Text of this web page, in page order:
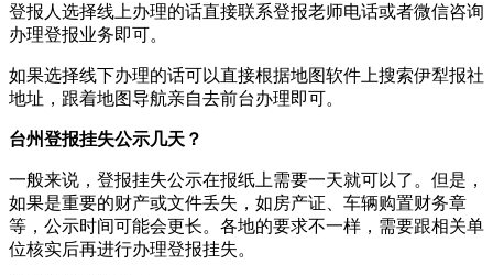
登报人选择线上办理的话直接联系登报老师电话或者微信咨询
办理登报业务即可。
如果选择线下办理的话可以直接根据地图软件上搜索伊犁报社
地址，跟着地图导航亲自去前台办理即可。
台州登报挂失公示几天？
一般来说，登报挂失公示在报纸上需要一天就可以了。但是，
如果是重要的财产或文件丢失，如房产证、车辆购置财务章
等，公示时间可能会更长。各地的要求不一样，需要跟相关单
位核实后再进行办理登报挂失。